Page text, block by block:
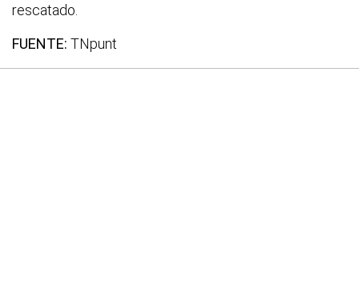
rescatado.
FUENTE: TNpunt